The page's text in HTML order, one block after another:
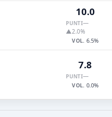
10.0
PUNTI—
▲2.0%
VOL. 6.5%
7.8
PUNTI—
VOL. 0.0%